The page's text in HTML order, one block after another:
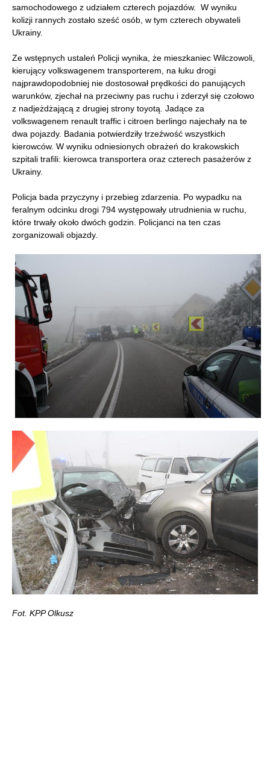
samochodowego z udziałem czterech pojazdów. W wyniku
kolizji rannych zostało sześć osób, w tym czterech obywateli
Ukrainy.
Ze wstępnych ustaleń Policji wynika, że mieszkaniec Wilczowoli,
kierujący volkswagenem transporterem, na łuku drogi
najprawdopodobniej nie dostosował prędkości do panujących
warunków, zjechał na przeciwny pas ruchu i zderzył się czołowo
z nadjeżdżającą z drugiej strony toyotą. Jadące za
volkswagenem renault traffic i citroen berlingo najechały na te
dwa pojazdy. Badania potwierdziły trzeźwość wszystkich
kierowców. W wyniku odniesionych obrażeń do krakowskich
szpitali trafili: kierowca transportera oraz czterech pasażerów z
Ukrainy.
Policja bada przyczyny i przebieg zdarzenia. Po wypadku na
feralnym odcinku drogi 794 występowały utrudnienia w ruchu,
które trwały około dwóch godzin. Policjanci na ten czas
zorganizowali objazdy.
Fot. KPP Olkusz